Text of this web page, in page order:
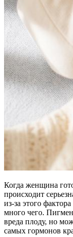
Когда женщина
происходит
из-за этого
много чего.
вреда плоду, но
самых гормонов